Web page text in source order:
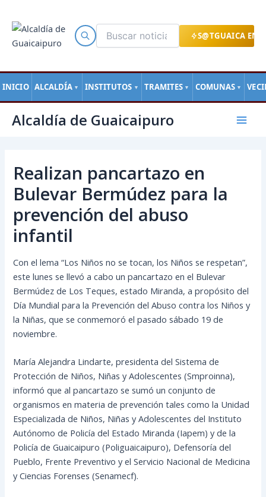
S@TGUAICA EN
INICIO ALCALDÍA ▼ INSTITUTOS ▼ TRAMITES ▼ COMUNAS ▼
contenido
Alcaldía de Guaicaipuro
Main
Realizan pancartazo en
Bulevar Bermúdez para la
prevención del abuso
infantil
Con el lema “Los Niños no se tocan, los Niños se respetan”,
este lunes se llevó a cabo un pancartazo en el Bulevar
Bermúdez de Los Teques, estado Miranda, a propósito del
Día Mundial para la Prevención del Abuso contra los Niños y
la Niñas, que se conmemoró el pasado sábado 19 de
noviembre.
María Alejandra Lindarte, presidenta del Sistema de
Protección de Niños, Niñas y Adolescentes (Smproinna),
informó que al pancartazo se sumó un conjunto de
organismos en materia de prevención tales como la Unidad
Especializada de Niños, Niñas y Adolescentes del Instituto
Autónomo de Policía del Estado Miranda (Iapem) y de la
Policía de Guaicaipuro (Poliguaicaipuro), Defensoría del
Pueblo, Frente Preventivo y el Servicio Nacional de Medicina
y Ciencias Forenses (Senamecf).
de